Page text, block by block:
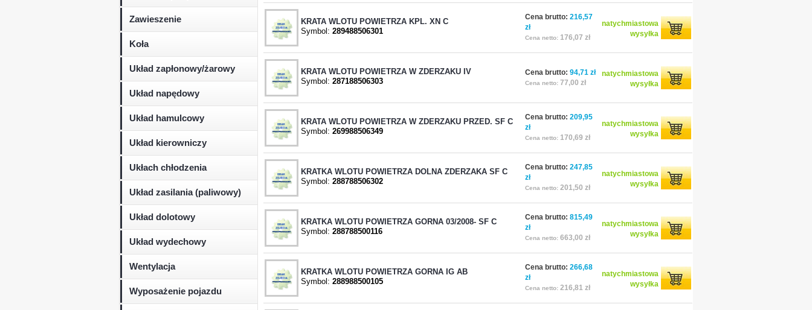
Zawieszenie
Koła
Układ zapłonowy/żarowy
Układ napędowy
Układ hamulcowy
Układ kierowniczy
Ukłach chłodzenia
Układ zasilania (paliwowy)
Układ dolotowy
Układ wydechowy
Wentylacja
Wyposażenie pojazdu
KRATA WLOTU POWIETRZA KPL. XN C
Symbol: 289488506301
Cena brutto: 216,57
zł
Cena netto: 176,07 zł
natychmiastowa
wysyłka
KRATA WLOTU POWIETRZA W ZDERZAKU IV
Symbol: 287188506303
Cena brutto: 94,71 zł
Cena netto: 77,00 zł
natychmiastowa
wysyłka
KRATA WLOTU POWIETRZA W ZDERZAKU PRZED. SF C
Symbol: 269988506349
Cena brutto: 209,95
zł
Cena netto: 170,69 zł
natychmiastowa
wysyłka
KRATKA WLOTU POWIETRZA DOLNA ZDERZAKA SF C
Symbol: 288788506302
Cena brutto: 247,85
zł
Cena netto: 201,50 zł
natychmiastowa
wysyłka
KRATKA WLOTU POWIETRZA GORNA 03/2008- SF C
Symbol: 288788500116
Cena brutto: 815,49
zł
Cena netto: 663,00 zł
natychmiastowa
wysyłka
KRATKA WLOTU POWIETRZA GORNA IG AB
Symbol: 288988500105
Cena brutto: 266,68
zł
Cena netto: 216,81 zł
natychmiastowa
wysyłka